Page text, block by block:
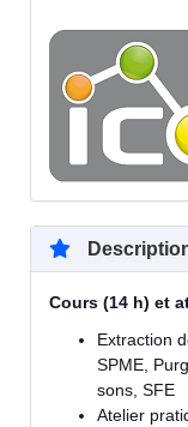
Cours (14 h) et
Extraction
SPME,
sons, SFE
Atelier